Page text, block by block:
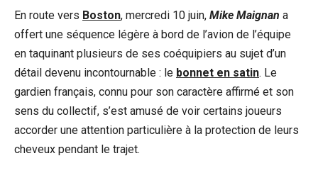
En route vers Boston, mercredi 10 juin, Mike Maignan a
offert une séquence légère à bord de l’avion de l’équipe
en taquinant plusieurs de ses coéquipiers au sujet d’un
détail devenu incontournable : le bonnet en satin. Le
gardien français, connu pour son caractère affirmé et son
sens du collectif, s’est amusé de voir certains joueurs
accorder une attention particulière à la protection de leurs
cheveux pendant le trajet.